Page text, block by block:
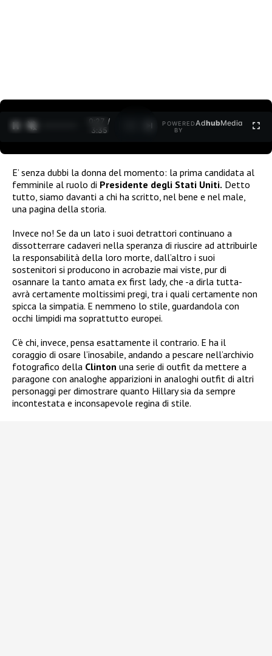
0:27 /
3:35
POWERED
BY
AdhubMedia
E’ senza dubbi la donna del momento: la prima candidata al
femminile al ruolo di Presidente degli Stati Uniti. Detto
tutto, siamo davanti a chi ha scritto, nel bene e nel male,
una pagina della storia.
Invece no! Se da un lato i suoi detrattori continuano a
dissotterrare cadaveri nella speranza di riuscire ad attribuirle
la responsabilità della loro morte, dall’altro i suoi
sostenitori si producono in acrobazie mai viste, pur di
osannare la tanto amata ex first lady, che -a dirla tutta-
avrà certamente moltissimi pregi, tra i quali certamente non
spicca la simpatia. E nemmeno lo stile, guardandola con
occhi limpidi ma soprattutto europei.
C’è chi, invece, pensa esattamente il contrario. E ha il
coraggio di osare l’inosabile, andando a pescare nell’archivio
fotografico della Clinton una serie di outfit da mettere a
paragone con analoghe apparizioni in analoghi outfit di altri
personaggi per dimostrare quanto Hillary sia da sempre
incontestata e inconsapevole regina di stile.